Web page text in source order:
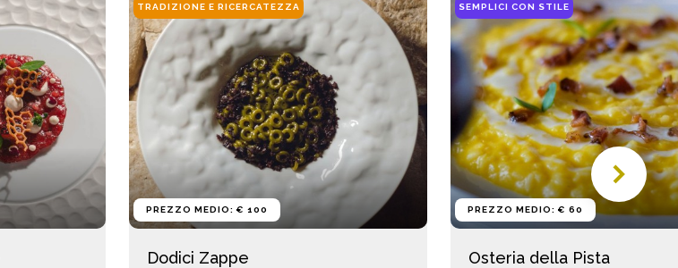
TRADIZIONE E RICERCATEZZA
PREZZO MEDIO: € 100
Dodici Zappe
SEMPLICI CON STILE
PREZZO MEDIO: € 60
Osteria della Pista